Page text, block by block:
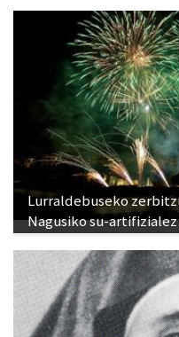
Lurraldebuseko
Nagusiko su-